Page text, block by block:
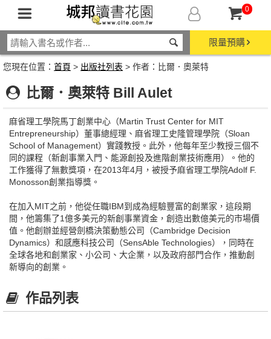
0
限量預購
您現在位置： 首頁 > 出版社列表 > 作者：比爾．奧萊特
比爾．奧萊特 Bill Aulet
麻省理工學院馬丁創業中心（Martin Trust Center for MIT
Entrepreneurship）董事總經理、麻省理工史隆管理學院（Sloan
School of Management）實踐教授。此外，他每年至少教授三個不
同的課程（新創事業入門、能源創投及進階創業技術應用）。他的
工作獲得了無數獎項，在2013年4月，被授予麻省理工學院Adolf F.
Monosson創業指導獎。
在加入MIT之前，他從任職IBM到成為經驗豐富的創業家，這段期
間，他籌集了1億多美元的新創事業資金，創造出數億美元的市場價
值。他創辦並經營劍橋決策動態公司（Cambridge Decision
Dynamics）和感應科技公司（SensAble Technologies），同時在
全球各地和創業家、小公司、大企業，以及政府部門合作，推動創
新導向的創業。
作品列表